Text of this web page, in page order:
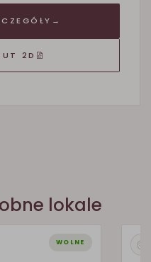
→
2D
lokale
WOLNE